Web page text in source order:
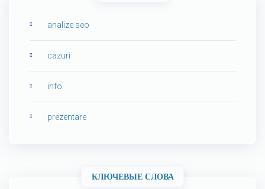
analize seo
cazuri
info
prezentare
КЛЮЧЕВЫЕ СЛОВА